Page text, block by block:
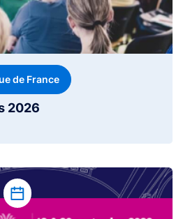
2026
de France
Ajouter à l’agenda